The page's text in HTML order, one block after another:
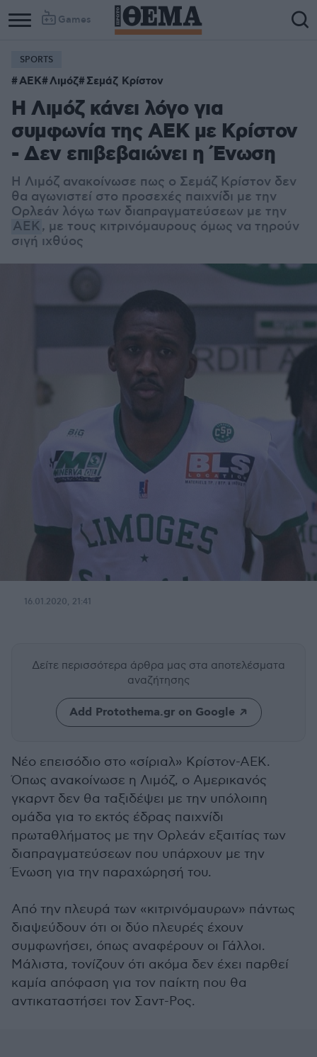
Games
SPORTS
ΑΕΚ Λιμόζ Σεμάζ Κρίστον
Η Λιμόζ κάνει λόγο για
συμφωνία της ΑΕΚ με Κρίστον
- Δεν επιβεβαιώνει η Ένωση
Η Λιμόζ ανακοίνωσε πως ο Σεμάζ Κρίστον δεν
θα αγωνιστεί στο προσεχές παιχνίδι με την
Ορλεάν λόγω των διαπραγματεύσεων με την
ΑΕΚ, με τους κιτρινόμαυρους όμως να τηρούν
σιγή ιχθύος
16.01.2020, 21:41
Δείτε περισσότερα άρθρα μας στα αποτελέσματα
αναζήτησης
Add Protothema.gr on Google
Νέο επεισόδιο στο «σίριαλ» Κρίστον-ΑΕΚ.
Όπως ανακοίνωσε η Λιμόζ, ο Αμερικανός
γκαρντ δεν θα ταξιδέψει με την υπόλοιπη
ομάδα για το εκτός έδρας παιχνίδι
πρωταθλήματος με την Ορλεάν εξαιτίας των
διαπραγματεύσεων που υπάρχουν με την
Ένωση για την παραχώρησή του.
Από την πλευρά των «κιτρινόμαυρων» πάντως
διαψεύδουν ότι οι δύο πλευρές έχουν
συμφωνήσει, όπως αναφέρουν οι Γάλλοι.
Μάλιστα, τονίζουν ότι ακόμα δεν έχει παρθεί
καμία απόφαση για τον παίκτη που θα
αντικαταστήσει τον Σαντ-Ρος.